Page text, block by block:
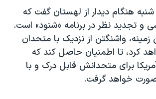
جایزه نوبل صلح
آمریکا «سی‌پک»
هنگام دیدار از لهستان گفت که
و تجدید نظر در برنامه «شنود» است.
زمینه، واشنگتن از نزدیک با متحدان
کرد، تا اطمنیان حاصل کند که
برای متحدانش قابل درک و با
خواهد گرفت.